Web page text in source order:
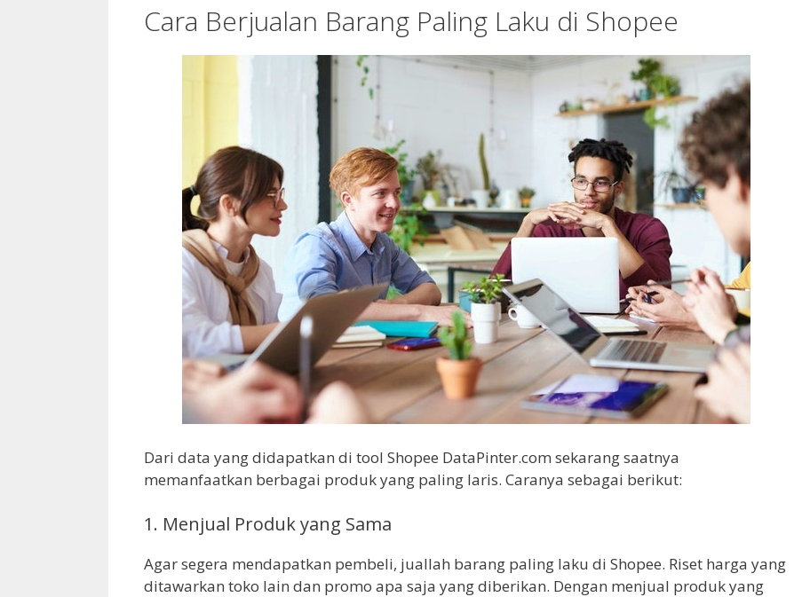
Cara Berjualan Barang Paling Laku di Shopee
Dari data yang didapatkan di tool Shopee DataPinter.com sekarang saatnya
memanfaatkan berbagai produk yang paling laris. Caranya sebagai berikut:
1. Menjual Produk yang Sama
Agar segera mendapatkan pembeli, juallah barang paling laku di Shopee. Riset harga yang
ditawarkan toko lain dan promo apa saja yang diberikan. Dengan menjual produk yang